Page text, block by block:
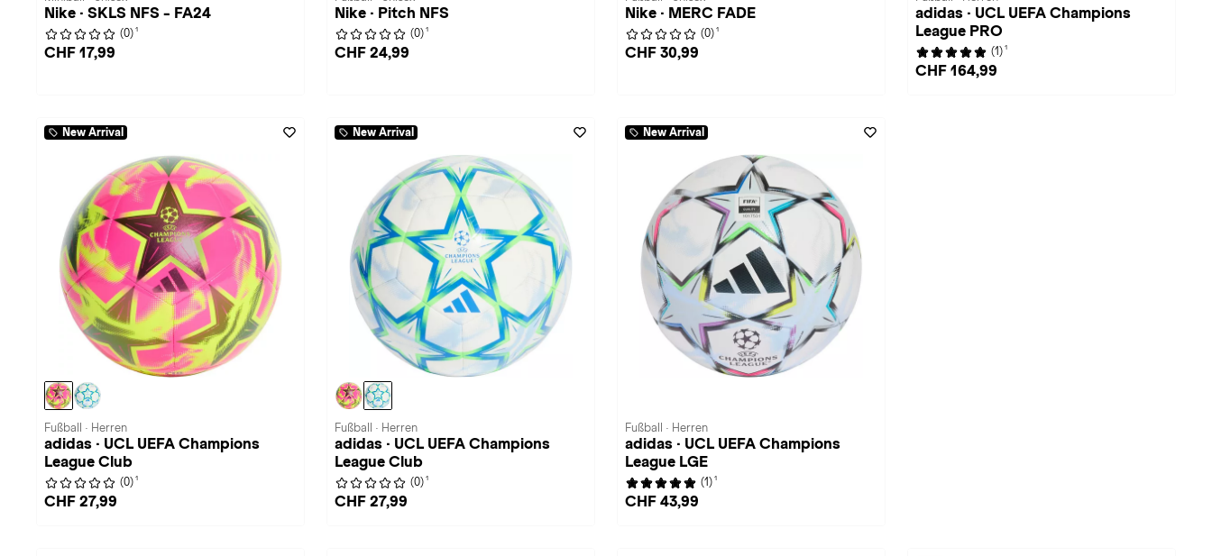
Nike · SKLS NFS - FA24
(0) 1
CHF 17,99
Nike · Pitch NFS
(0) 1
CHF 24,99
Nike · MERC FADE
(0) 1
CHF 30,99
adidas · UCL UEFA Champions
League PRO
(1) 1
CHF 164,99
New Arrival
Fußball · Herren
adidas · UCL UEFA Champions
League Club
(0) 1
CHF 27,99
New Arrival
Fußball · Herren
adidas · UCL UEFA Champions
League Club
(0) 1
CHF 27,99
New Arrival
Fußball · Herren
adidas · UCL UEFA Champions
League LGE
(1) 1
CHF 43,99